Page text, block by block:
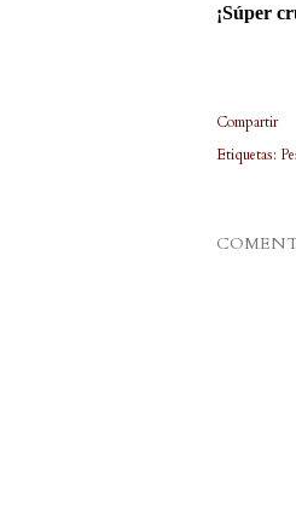
¡Súper
Compartir
Etiquetas: